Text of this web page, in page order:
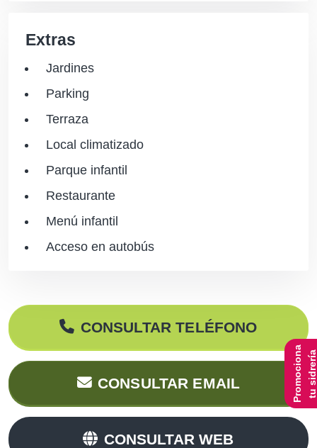
Promocionatu sidrería
Extras
Jardines
Parking
Terraza
Local climatizado
Parque infantil
Restaurante
Menú infantil
Acceso en autobús
CONSULTAR TELÉFONO
CONSULTAR EMAIL
CONSULTAR WEB